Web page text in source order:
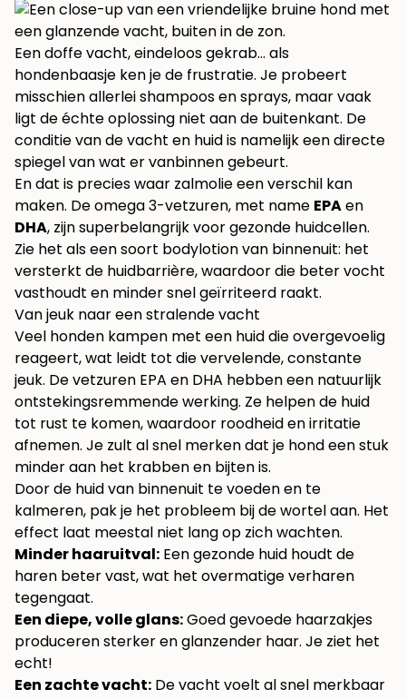
Een doffe vacht, eindeloos gekrab… als
hondenbaasje ken je de frustratie. Je probeert
misschien allerlei shampoos en sprays, maar vaak
ligt de échte oplossing niet aan de buitenkant. De
conditie van de vacht en huid is namelijk een directe
spiegel van wat er vanbinnen gebeurt.
En dat is precies waar zalmolie een verschil kan
maken. De omega 3-vetzuren, met name EPAen
DHA, zijn superbelangrijk voor gezonde huidcellen.
Zie het als een soort bodylotion van binnenuit: het
versterkt de huidbarrière, waardoor die beter vocht
vasthoudt en minder snel geïrriteerd raakt.
Van jeuk naar een stralende vacht
Veel honden kampen met een huid die overgevoelig
reageert, wat leidt tot die vervelende, constante
jeuk. De vetzuren EPA en DHA hebben een natuurlijk
ontstekingsremmende werking. Ze helpen de huid
tot rust te komen, waardoor roodheid en irritatie
afnemen. Je zult al snel merken dat je hond een stuk
minder aan het krabben en bijten is.
Door de huid van binnenuit te voeden en te
kalmeren, pak je het probleem bij de wortel aan. Het
effect laat meestal niet lang op zich wachten.
Minder haaruitval: Een gezonde huid houdt de
haren beter vast, wat het overmatige verharen
tegengaat.
Een diepe, volle glans:Goed gevoede haarzakjes
produceren sterker en glanzender haar. Je ziet het
echt!
Een zachte vacht: De vacht voelt al snel merkbaar